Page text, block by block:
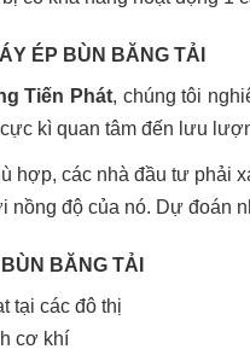
ÉP BÙN BĂNG TẢI
Tiến Phát, chúng tôi
kì quan tâm đến lưu
hợp, các nhà đầu tư phải
nồng độ của nó. Dự đoán
BĂNG TẢI
tại các đô thị
cơ khí